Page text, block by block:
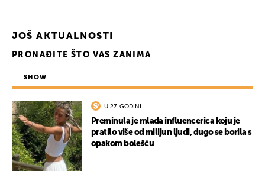
JOŠ AKTUALNOSTI
PRONAĐITE ŠTO VAS ZANIMA
SHOW
U 27. GODINI
Preminula je mlada influencerica koju je
pratilo više od milijun ljudi, dugo se borila s
opakom bolešću